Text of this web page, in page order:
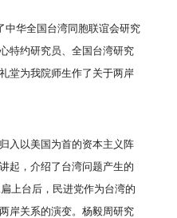
中华全国台湾同胞联谊会研究
特约研究员、全国台湾研究
堂为我院师生作了关于两岸
入以美国为首的资本主义阵
起，介绍了台湾问题产生的
上台后，民进党作为台湾的
岸关系的演变。杨毅周研究